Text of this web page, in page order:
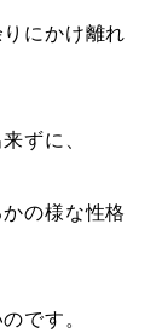
にかけ離れ
ずに、
の様な性格
です。